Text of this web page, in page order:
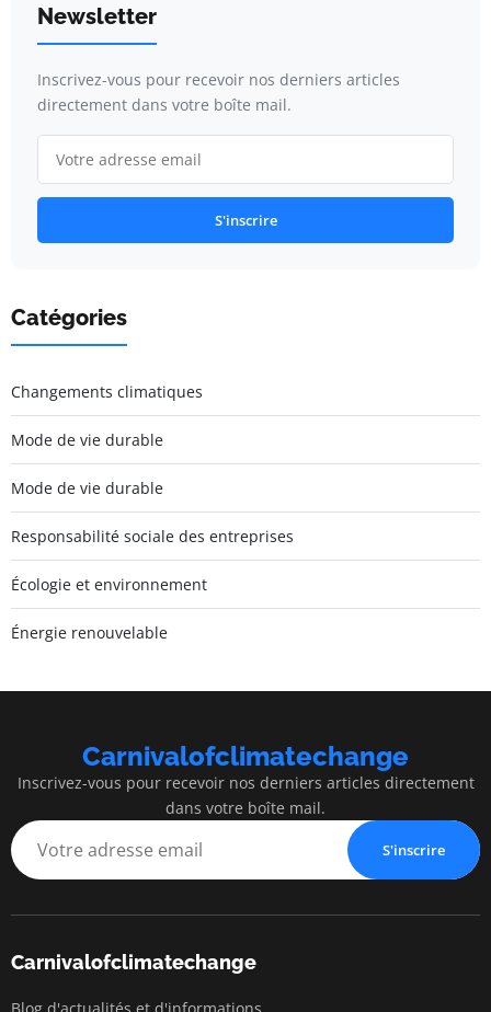
Newsletter
Inscrivez-vous pour recevoir nos derniers articles
directement dans votre boîte mail.
S'inscrire
Catégories
Changements climatiques
Mode de vie durable
Mode de vie durable
Responsabilité sociale des entreprises
Écologie et environnement
Énergie renouvelable
Carnivalofclimatechange
Inscrivez-vous pour recevoir nos derniers articles directement
dans votre boîte mail.
S'inscrire
Carnivalofclimatechange